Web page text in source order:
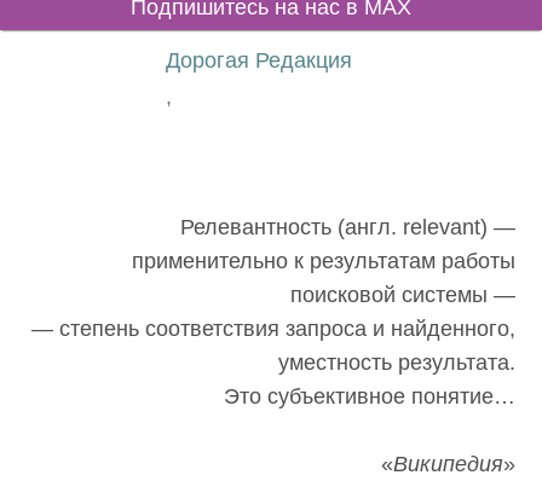
Подпишитесь на нас в MAX
Дорогая Редакция
,
Релевантность (англ. relevant) —
применительно к результатам работы
поисковой системы —
— степень соответствия запроса и
найденного, уместность результата.
Это субъективное понятие…
«Википедия»